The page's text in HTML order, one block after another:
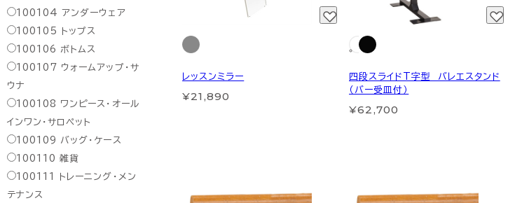
100104 アンダーウェア
100105
トップス
100106
ボトムス
100107
ウォームアップ・サ
ウナ
100108
ワンピース・オール
インワン・サロペット
100109
バッグ・ケース
100110 雑貨
100111
トレーニング・メン
テナンス
レッスンミラー
¥21,890
四段スライドT字型 バレエスタンド
（バー受皿付）
¥62,700